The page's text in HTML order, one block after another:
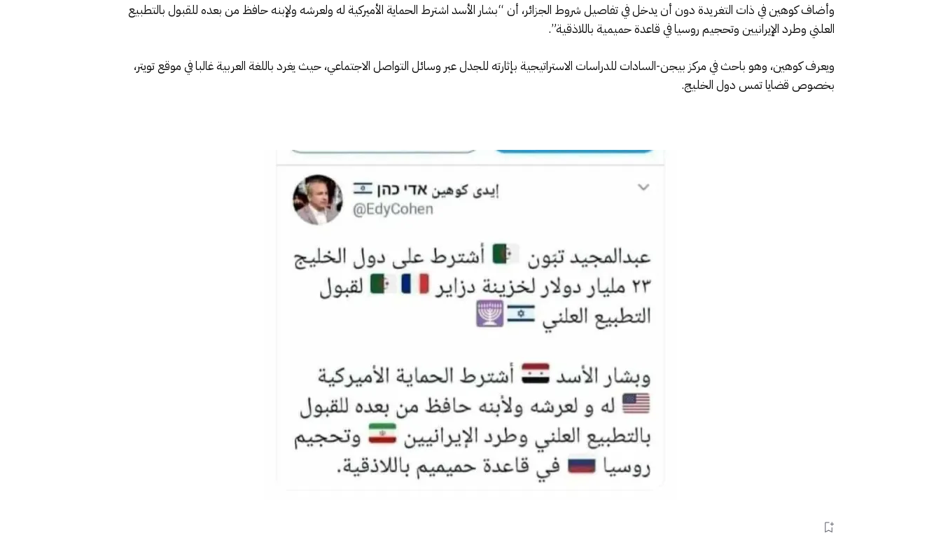
وأضاف كوهين في ذات التغريدة دون أن يدخل في تفاصيل شروط الجزائر، أن “بشار الأسد اشترط الحماية الأميركية له ولعرشه ولإبنه حافظ من بعده للقبول بالتطبيع
العلني وطرد الإيرانيين وتحجيم روسيا في قاعدة حميمية باللاذقية”.
ويعرف كوهين، وهو باحث في مركز بيجن-السادات للدراسات الاستراتيجية بإثارته للجدل عبر وسائل التواصل الاجتماعي، حيث يغرد باللغة العربية غالبا في موقع تويتر،
بخصوص قضايا تمس دول الخليج.